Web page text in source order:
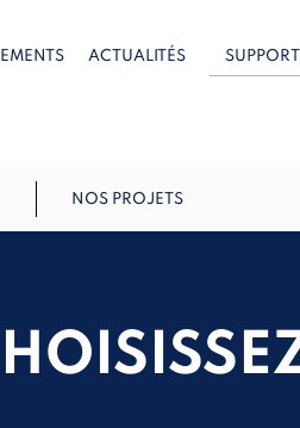
ACTUALITÉS
NOS PROJETS